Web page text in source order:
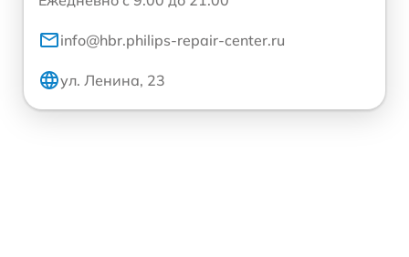
info@hbr.philips-repair-center.ru
ул. Ленина, 23